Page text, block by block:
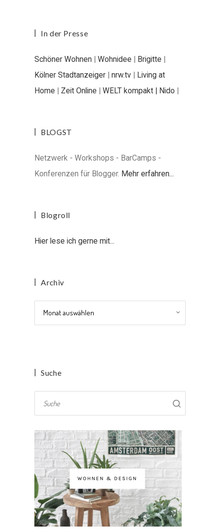
In der Presse
Schöner Wohnen | Wohnidee | Brigitte |
Kölner Stadtanzeiger | nrw.tv | Living at
Home | Zeit Online | WELT kompakt | Nido |
BLOGST
Netzwerk - Workshops - BarCamps -
Konferenzen für Blogger. Mehr erfahren...
Blogroll
Hier lese ich gerne mit...
Archiv
Suche